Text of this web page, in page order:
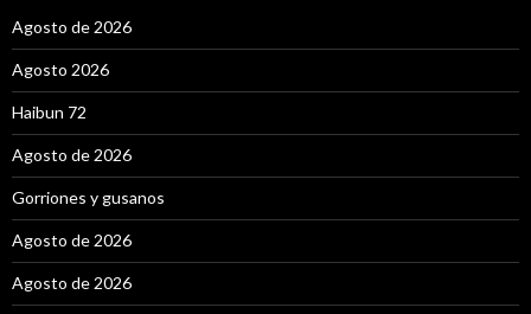
Agosto de 2026
Agosto 2026
Haibun 72
Agosto de 2026
Gorriones y gusanos
Agosto de 2026
Agosto de 2026